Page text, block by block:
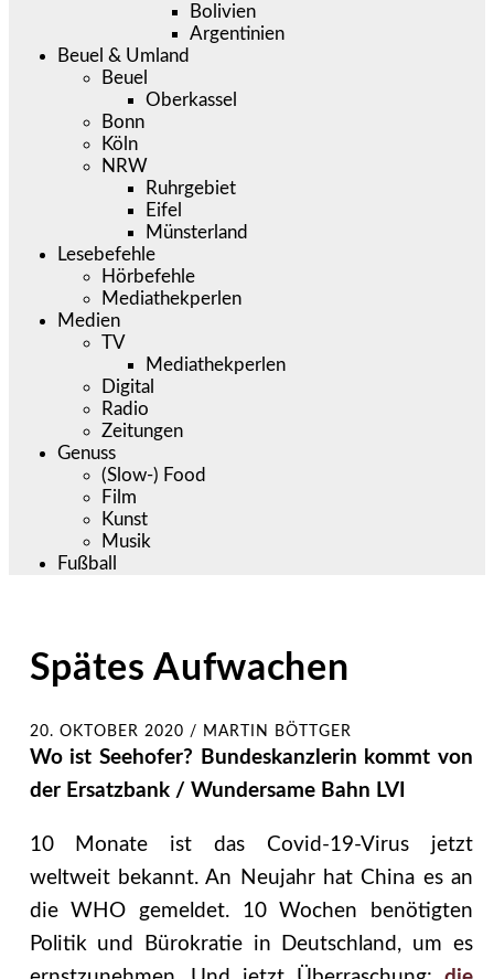
Bolivien
Argentinien
Beuel & Umland
Beuel
Oberkassel
Bonn
Köln
NRW
Ruhrgebiet
Eifel
Münsterland
Lesebefehle
Hörbefehle
Mediathekperlen
Medien
TV
Mediathekperlen
Digital
Radio
Zeitungen
Genuss
(Slow-) Food
Film
Kunst
Musik
Fußball
Spätes Aufwachen
20. OKTOBER 2020 / MARTIN BÖTTGER
Wo ist Seehofer? Bundeskanzlerin kommt von
der Ersatzbank / Wundersame Bahn LVI
10 Monate ist das Covid-19-Virus jetzt
weltweit bekannt. An Neujahr hat China es an
die WHO gemeldet. 10 Wochen benötigten
Politik und Bürokratie in Deutschland, um es